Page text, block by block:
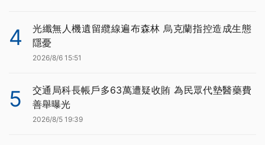
4
光纖無人機遺留纜線遍布森林 烏克蘭指控造成生態
隱憂
2026/8/6 15:51
5
交通局科長帳戶多63萬遭疑收賄 為民眾代墊醫藥費
善舉曝光
2026/8/5 19:39